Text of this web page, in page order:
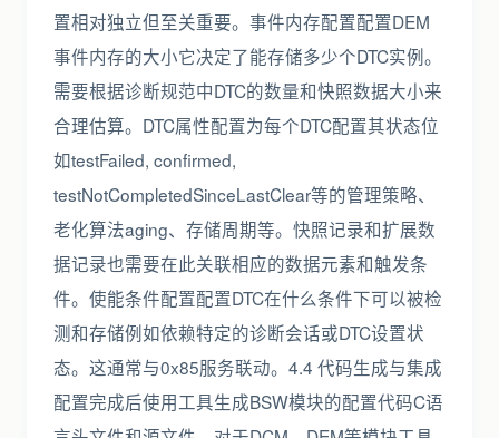
置相对独立但至关重要。事件内存配置配置DEM
事件内存的大小它决定了能存储多少个DTC实例。
需要根据诊断规范中DTC的数量和快照数据大小来
合理估算。DTC属性配置为每个DTC配置其状态位
如testFailed, confirmed,
testNotCompletedSinceLastClear等的管理策略、
老化算法aging、存储周期等。快照记录和扩展数
据记录也需要在此关联相应的数据元素和触发条
件。使能条件配置配置DTC在什么条件下可以被检
测和存储例如依赖特定的诊断会话或DTC设置状
态。这通常与0x85服务联动。4.4 代码生成与集成
配置完成后使用工具生成BSW模块的配置代码C语